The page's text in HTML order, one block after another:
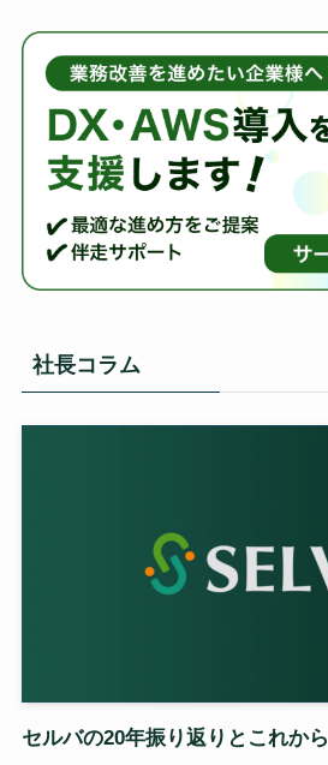
社長コラム
セルバの20年振り返りとこれから